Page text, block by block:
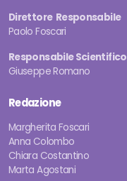
Direttore Responsabile
Paolo Foscari
Responsabile Scientifico
Giuseppe Romano
Redazione
Margherita Foscari
Anna Colombo
Chiara Costantino
Marta Agostani